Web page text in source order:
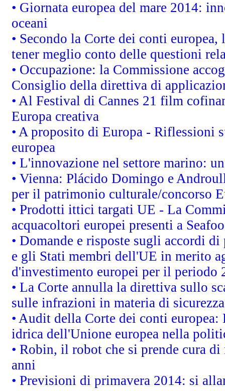
• Giornata europea del mare 2014:
oceani
• Secondo la Corte dei conti
tener meglio conto delle questioni
• Occupazione: la Commissione
Consiglio della direttiva di
• Al Festival di Cannes 21 film
Europa creativa
• A proposito di Europa - Riflessioni
europea
• L'innovazione nel settore marino:
• Vienna: Plácido Domingo e
per il patrimonio culturale/concorso
• Prodotti ittici targati UE - La
acquacoltori europei presenti a
• Domande e risposte sugli accordi
e gli Stati membri dell'UE in merito
d'investimento europei per il periodo
• La Corte annulla la direttiva sullo
sulle infrazioni in materia di
• Audit della Corte dei conti
idrica dell'Unione europea nella
• Robin, il robot che si prende cura
anni
• Previsioni di primavera 2014: si